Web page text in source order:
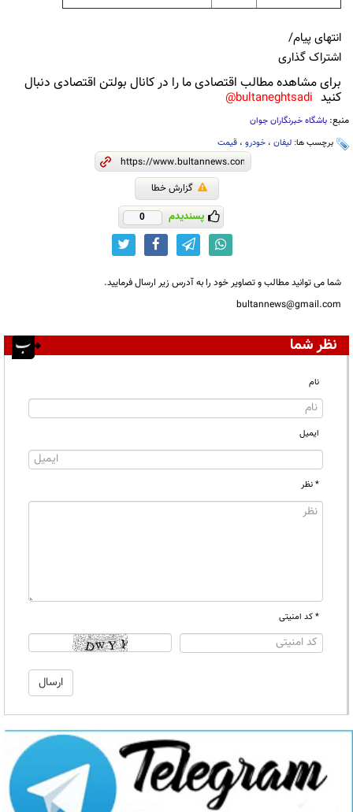
انتهای پیام/
اشتراک گذاری
برای مشاهده مطالب اقتصادی ما را در کانال بولتن اقتصادی دنبال
کنید bultaneghtsadi@
منبع: باشگاه خبرنگاران جوان
برچسب ها: لیفان ، خودرو ، قیمت
گزارش خطا
پسندیدم 0
شما می توانید مطالب و تصاویر خود را به آدرس زیر ارسال فرمایید.
bultannews@gmail.com
نظر شما
نام
ایمیل
* نظر
* کد امنیتی